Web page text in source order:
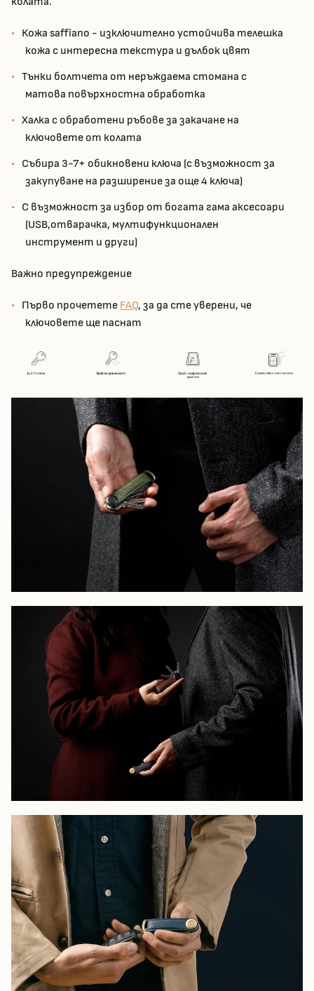
Кожа saffiano - изключително устойчива телешка
кожа с интересна текстура и дълбок цвят
Тънки болтчета от неръждаема стомана с
матова повърхностна обработка
Халка с обработени ръбове за закачане на
ключовете от колата
Събира 3-7+ обикновени ключа (с възможност за
закупуване на разширение за още 4 ключа)
С възможност за избор от богата гама аксесоари
(USB,отварачка, мултифункционален
инструмент и други)
Важно предупреждение
Първо прочетете FAQ, за да сте уверени, че
ключовете ще паснат